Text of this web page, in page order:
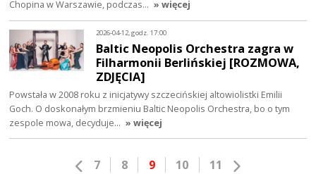
Chopina w Warszawie, podczas… » więcej
2026-04-12, godz. 17:00
Baltic Neopolis Orchestra zagra w
Filharmonii Berlińskiej [ROZMOWA,
ZDJĘCIA]
Powstała w 2008 roku z inicjatywy szczecińskiej altowiolistki Emilii
Goch. O doskonałym brzmieniu Baltic Neopolis Orchestra, bo o tym
zespole mowa, decyduje… » więcej
7 8 9 10 11